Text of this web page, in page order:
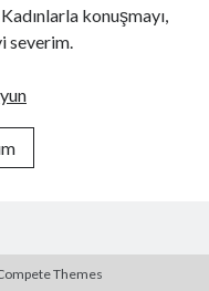
6 Ağu
konuşmayı,
severim.
32’me
ve
Themes